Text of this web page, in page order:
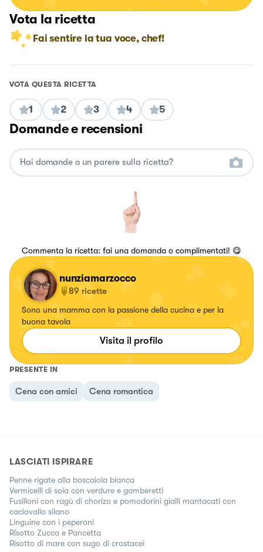
Vota la ricetta
Fai sentire la tua voce, chef!
VOTA QUESTA RICETTA
1 2 3 4 5
Domande e recensioni
Commenta la ricetta: fai una domanda o complimentati! 😋
nunziamarzocco
89 ricette
Sono una mamma con la passione della cucina e per la
buona tavola
Visita il profilo
PRESENTE IN
Cena con amici Cena romantica
LASCIATI ISPIRARE
Penne rigate alla boscaiola bianca
Vermicelli di soia con verdure e gamberetti
Fusilloni con ragù di chorizo e pomodorini gialli mantacati con
caciovallo silano
Linguine con i peperoni
Risotto Zucca e Pancetta
Risotto di mare con sugo di crostacei